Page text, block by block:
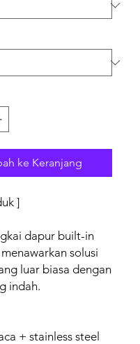
ke Keranjang
]
dapur built-in
solusi
luar biasa dengan
indah.
+ stainless steel